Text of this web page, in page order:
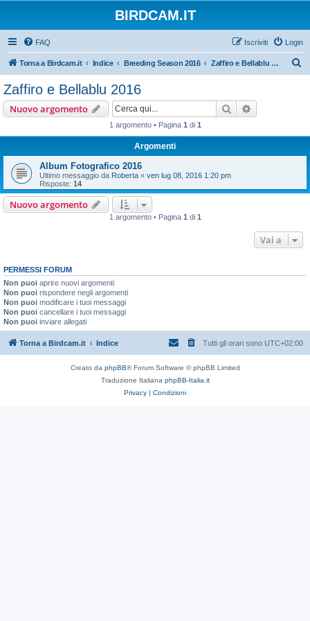
BIRDCAM.IT
FAQ Login
Iscriviti
Torna a Birdcam.it Indice Breeding Season 2016 Zaffiro e Bellablu 2016
Zaffiro e Bellablu 2016
Nuovo argomento Cerca
1 argomento • Pagina 1 di 1
Argomenti
Album Fotografico 2016
Ultimo messaggio da Roberta « ven lug 08, 2016 1:20 pm
Risposte: 14
Nuovo argomento
1 argomento • Pagina 1 di 1
Vai a
PERMESSI FORUM
Non puoi aprire nuovi argomenti
Non puoi rispondere negli argomenti
Non puoi modificare i tuoi messaggi
Non puoi cancellare i tuoi messaggi
Non puoi inviare allegati
Torna a Birdcam.it Indice Tutti gli orari sono UTC+02:00
Creato da phpBB® Forum Software © phpBB Limited
Traduzione Italiana phpBB-Italia.it
Privacy | Condizioni